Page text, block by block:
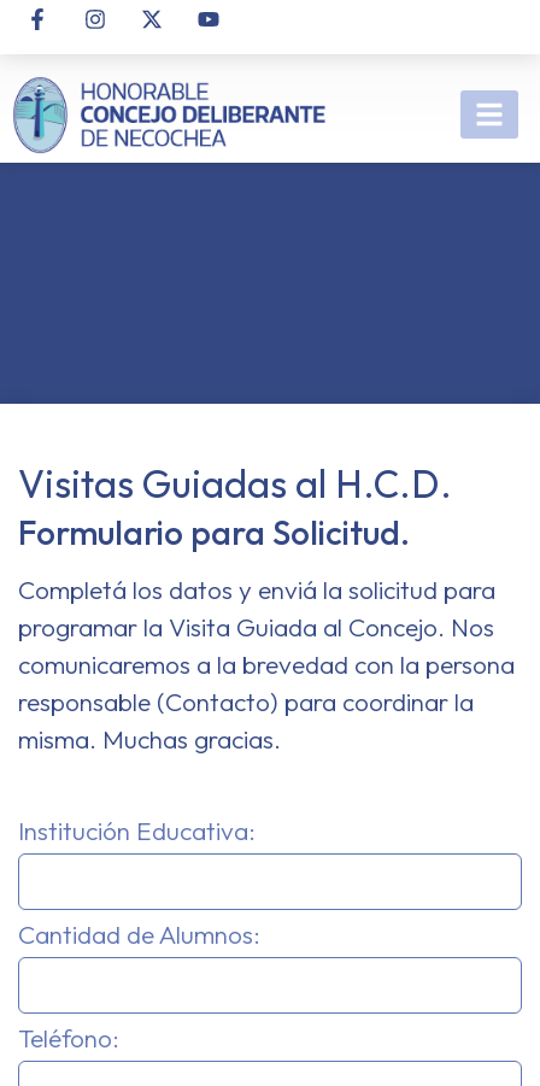
Visitas Guiadas al H.C.D.
Formulario para Solicitud.
Completá los datos y enviá la solicitud para
programar la Visita Guiada al Concejo. Nos
comunicaremos a la brevedad con la persona
responsable (Contacto) para coordinar la
misma. Muchas gracias.
Institución Educativa:
Cantidad de Alumnos:
Teléfono: